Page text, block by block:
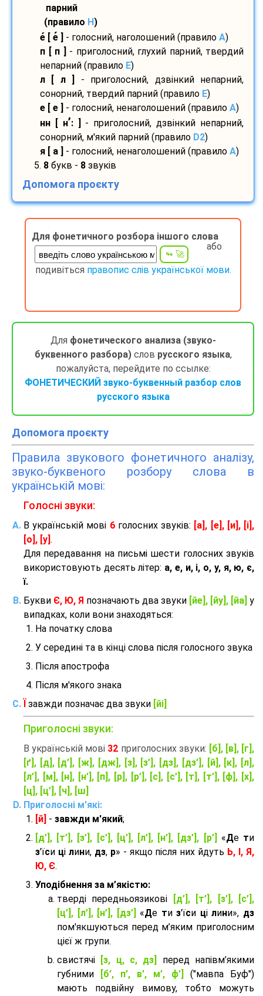
парний
(правило H)
е [ е - голосний, наголошений (правило A)
п [ п ]
- приголосний, глухий парний, твердий
непарний (правило E)
л [ л ]
- приголосний, дзвінкий непарний,
сонорний, твердий парний (правило E)
е [ е ]
- голосний, ненаголошений (правило A)
нн [ н’: ]
- приголосний, дзвінкий непарний,
сонорний, м'який парний (правило D2)
я [ а ]
- голосний, ненаголошений (правило A)
5. 8 букв - 8 звуків
Допомога проєкту
Для фонетичного розбора іншого слова
або
подивіться правопис слів української мови.
Для фонетического анализа (звуко-
буквенного разбора)слов русского языка,
пожалуйста, перейдите по ссылке:
ФОНЕТИЧЕСКИЙ звуко-буквенный разбор слов
русского языка
Допомога проєкту
Правила звукового фонетичного аналізу,
звуко-буквеного розбору слова в
українській мові:
Голосні звуки:
В українській мові 6голосних звуків:
[а], [е], [и], [і],
[о], [у] .
Для передавання на письмі шести голосних звуків
використовують десять літер: а, е, и, і, о, у, я, ю, є,
ї.
Букви Є, Ю, Я позначають два звуки [йе], [йу], [йа] у
випадках, коли вони знаходяться:
На початку слова
У середині та в кінці слова після голосного звука
Після апострофа
Після м'якого знака
завжди позначає два звуки [йі]
Приголосні звуки:
В українській мові 32 приголосних звуки: [б], [в], [г],
[ґ], [д], [д’], [ж], [дж], [з], [з’], [дз], [дз’], [й], [к], [л],
[л’], [м], [н], [н’], [п], [р], [р’], [с], [с’], [т], [т’], [ф], [х],
[ц], [ц’], [ч], [ш]
Приголосні м'які:
[й] - завжди м'який;
[д’], [т’], [з’], [с’], [ц’], [л’], [н’], [дз’], [р’]
«Де ти
з'їси ці лини, дз, р» - якщо після них йдуть Ь, І, Я,
Ю, Є.
Уподібнення за м’якістю:
тверді передньоязикові
[д’], [т’], [з’], [с’],
[ц’], [л’], [н’], [дз’] «Де тиз'їси цілини», дз
пом'якшуються перед м’яким приголосним
цієї ж групи.
cвистячі
[з, ц, с, дз]
перед напівм’якими
губними
[б’, п’, в’, м’, ф’]
("мавпа Буф")
мають подвійну вимову, тобто можуть